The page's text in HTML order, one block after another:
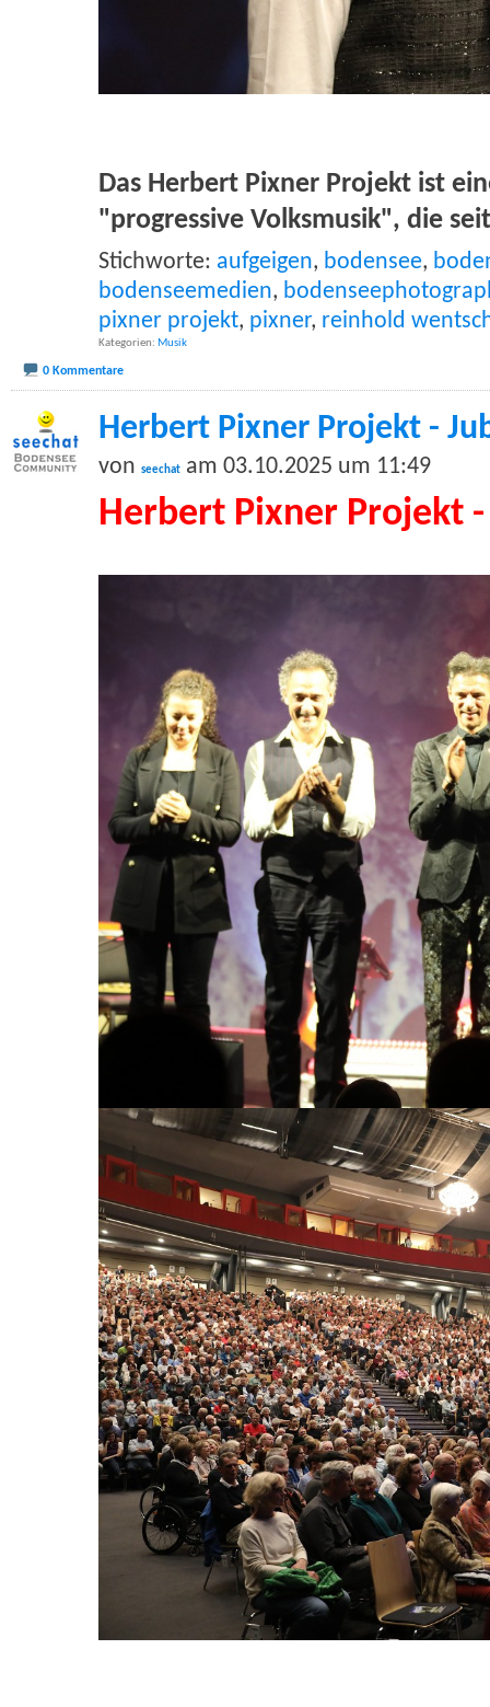
Das Herbert Pixner Projekt ist
"progressive Volksmusik", die
Stichworte: aufgeigen, bodensee,
bodenseemedien,
pixner projekt, pixner, reinhold
Kategorien Musik
0 Kommentare
Herbert Pixner Projekt -
von seechat am 03.10.2025 um 11:49
Herbert Pixner Projekt